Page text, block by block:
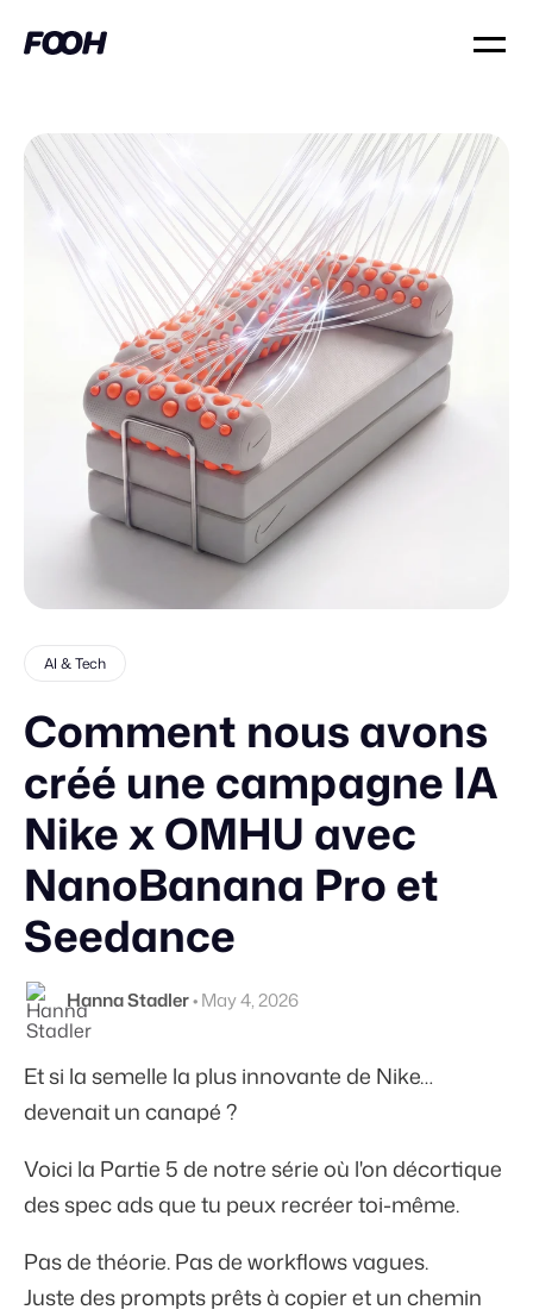
AI & Tech
Comment nous avons
créé une campagne IA
Nike x OMHU avec
NanoBanana Pro et
Seedance
Hanna Stadler•May 4, 2026
Et si la semelle la plus innovante de Nike…
devenait un canapé ?
Voici la Partie 5 de notre série où l'on décortique
des spec ads que tu peux recréer toi-même.
Pas de théorie. Pas de workflows vagues.
Juste des prompts prêts à copier et un chemin